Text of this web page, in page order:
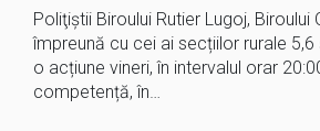
Poliţiştii Biroului Rutier Lugoj, Biroului
împreună cu cei ai secțiilor rurale
o acțiune vineri, în intervalul orar
competență, în…